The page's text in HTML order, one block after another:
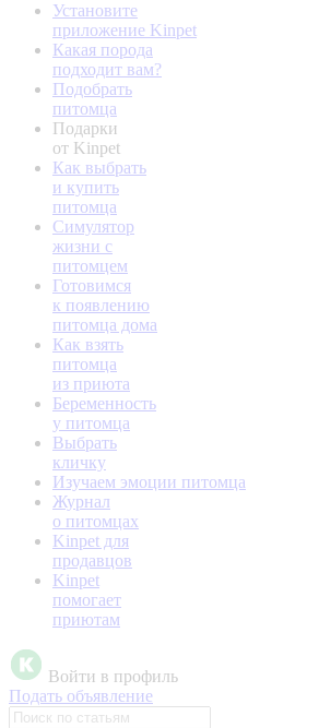
Установите
приложение Kinpet
Какая порода
подходит вам?
Подобрать
питомца
Подарки
от Kinpet
Как выбрать
и купить
питомца
Симулятор
жизни с
питомцем
Готовимся
к появлению
питомца дома
Как взять
питомца
из приюта
Беременность
у питомца
Выбрать
кличку
Изучаем эмоции питомца
Журнал
о питомцах
Kinpet для
продавцов
Kinpet
помогает
приютам
Войти в профиль
Подать объявление